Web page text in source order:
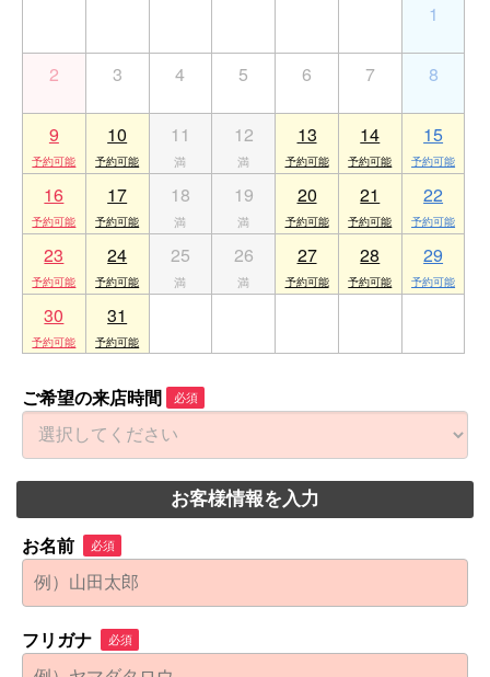
1
2 3 4 5 6 7 8
9 10 11 12 13 14 15
16 17 18 19 20 21 22
23 24 25 26 27 28 29
30 31
ご希望の来店時間 必須
お客様情報を入力
お名前 必須
フリガナ 必須